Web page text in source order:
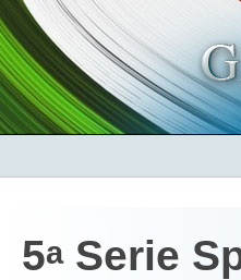
5aSerie